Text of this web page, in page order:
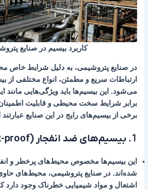
کاربرد بیسیم در صنایع
در صنایع پتروشیمی، به دلیل شرایط خاص
ارتباطات سریع و مطمئن، انواع مختلفی از
می‌شود. این بیسیم‌ها باید ویژگی‌هایی مانند
برابر شرایط سخت محیطی و قابلیت اطمینان
برخی از بیسیم‌های رایج در این صنایع عبارتند
1. بیسیم‌های ضد انفجار (Ex-proof)
این بیسیم‌ها مخصوص محیط‌های پرخطر و
شده‌اند. در صنایع پتروشیمی، محیط‌های
اشتعال و مواد شیمیایی خطرناک وجود دارد